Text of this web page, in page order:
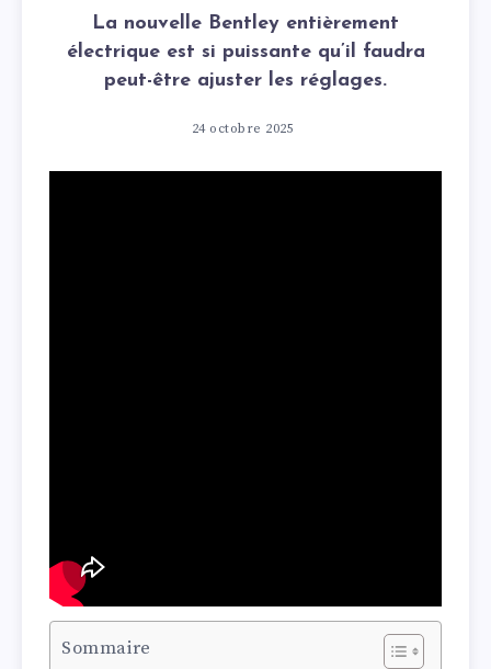
La nouvelle Bentley entièrement
électrique est si puissante qu’il faudra
peut-être ajuster les réglages.
24 octobre 2025
Sommaire